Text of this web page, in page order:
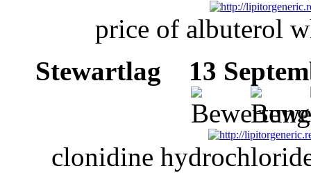
price of albuterol
Stewartlag
13
clonidine